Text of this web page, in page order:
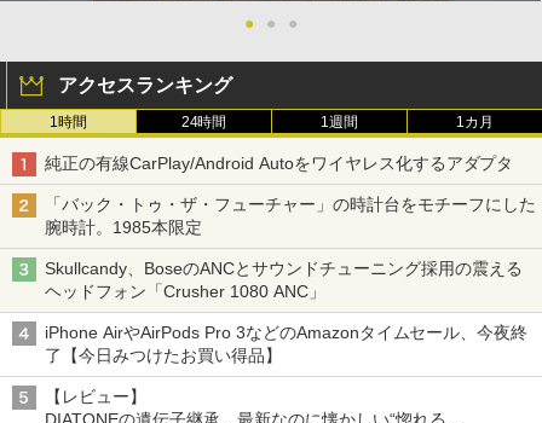
● ● ●
アクセスランキング
1時間 24時間 1週間 1カ月
純正の有線CarPlay/Android Autoをワイヤレス化するアダプタ
「バック・トゥ・ザ・フューチャー」の時計台をモチーフにした
腕時計。1985本限定
Skullcandy、BoseのANCとサウンドチューニング採用の震える
ヘッドフォン「Crusher 1080 ANC」
iPhone AirやAirPods Pro 3などのAmazonタイムセール、今夜終
了【今日みつけたお買い得品】
【レビュー】